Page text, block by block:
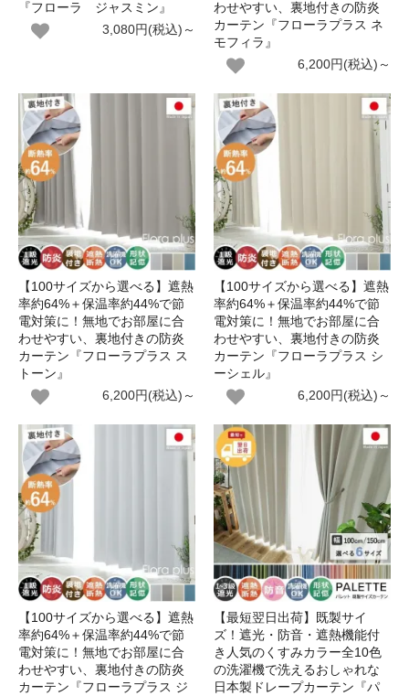
『フローラ ジャスミン』
3,080円(税込)～
わせやすい、裏地付きの防炎
カーテン『フローラプラス ネ
モフィラ』
6,200円(税込)～
【100サイズから選べる】遮熱
率約64%＋保温率約44%で節
電対策に！無地でお部屋に合
わせやすい、裏地付きの防炎
カーテン『フローラプラス ス
トーン』
6,200円(税込)～
【100サイズから選べる】遮熱
率約64%＋保温率約44%で節
電対策に！無地でお部屋に合
わせやすい、裏地付きの防炎
カーテン『フローラプラス シ
ーシェル』
6,200円(税込)～
【100サイズから選べる】遮熱
率約64%＋保温率約44%で節
電対策に！無地でお部屋に合
わせやすい、裏地付きの防炎
カーテン『フローラプラス ジ
【最短翌日出荷】既製サイ
ズ！遮光・防音・遮熱機能付
き人気のくすみカラー全10色
の洗濯機で洗えるおしゃれな
日本製ドレープカーテン『パ